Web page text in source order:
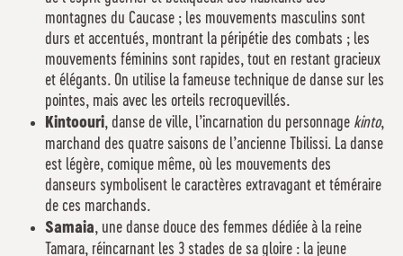
montagnes du Caucase ; les mouvements masculins sont
durs et accentués, montrant la péripétie des combats ; les
mouvements féminins sont rapides, tout en restant gracieux
et élégants. On utilise la fameuse technique de danse sur les
pointes, mais avec les orteils recroquevillés.
Kintoouri, danse de ville, l’incarnation du personnage kinto,
marchand des quatre saisons de l’ancienne Tbilissi. La danse
est légère, comique même, où les mouvements des
danseurs symbolisent le caractères extravagant et téméraire
de ces marchands.
Samaia, une danse douce des femmes dédiée à la reine
Tamara, réincarnant les 3 stades de sa gloire : la jeune